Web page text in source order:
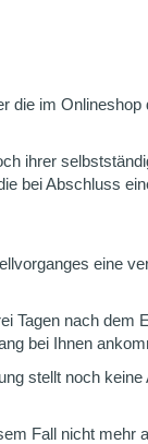
die im Onlineshop
ihrer
bei Abschluss
eine
Tagen nach dem
bei Ihnen
stellt noch
Fall nicht mehr